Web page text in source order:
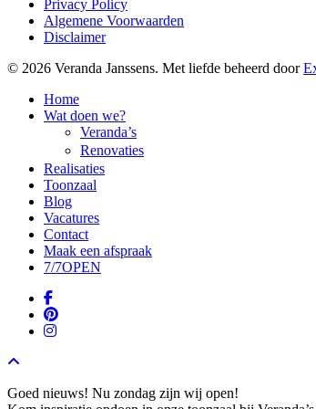
Privacy Policy
Algemene Voorwaarden
Disclaimer
© 2026 Veranda Janssens. Met liefde beheerd door
Close
Menu
Home
Wat doen we?
Veranda’s
Renovaties
Realisaties
Toonzaal
Blog
Vacatures
Contact
Maak een afspraak
7/7OPEN
facebook
pinterest
instagram
Goed nieuws! Nu zondag zijn wij open!